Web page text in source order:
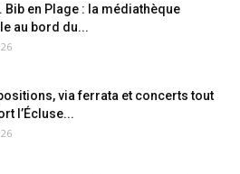
Bib en Plage : la médiathèque
au bord du...
via ferrata et concerts tout
l’Écluse...